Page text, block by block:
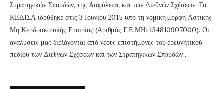
Στρατηγικών Σπουδών, της Ασφάλειας και των Διεθνών Σχέσεων. Το
ΚΕΔΙΣΑ ιδρύθηκε στις 3 Ιουνίου 2015 υπό τη νομική μορφή Αστικής
Μη Κερδοσκοπικής Εταιρίας (Αριθμός Γ.Ε.ΜΗ: 134810907000). Οι
αναλύσεις μας διεξάγονται από νέους επιστήμονες του ερευνητικού
πεδίου των Διεθνών Σχέσεων και των Στρατηγικών Σπουδών .